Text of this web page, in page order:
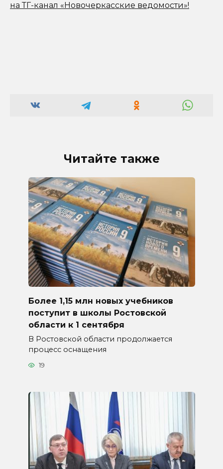
на ТГ-канал «Новочеркасские ведомости»!
Читайте также
Более 1,15 млн новых учебников
поступит в школы Ростовской
области к 1 сентября
В Ростовской области продолжается
процесс оснащения
19